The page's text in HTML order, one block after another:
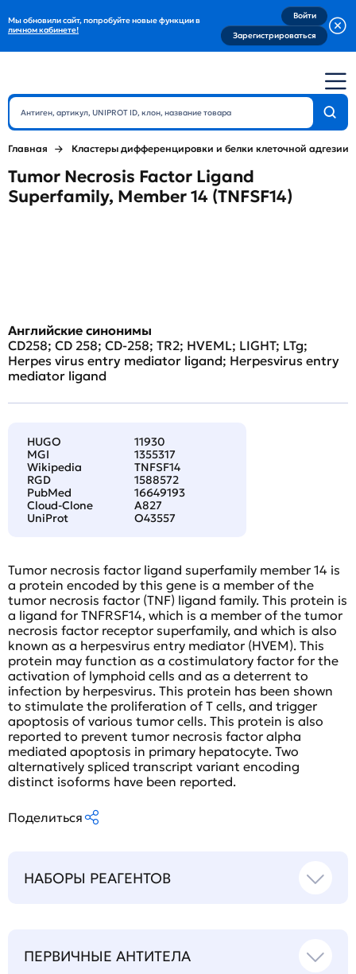
Мы обновили сайт, попробуйте новые функции в
личном кабинете!
Войти
Зарегистрироваться
Главная Кластеры дифференцировки и белки клеточной адгезии
Tumor Necrosis Factor Ligand
Superfamily, Member 14 (TNFSF14)
Английские синонимы
CD258; CD 258; CD-258; TR2; HVEML; LIGHT; LTg;
Herpes virus entry mediator ligand; Herpesvirus entry
mediator ligand
HUGO
11930
MGI
1355317
Wikipedia
TNFSF14
RGD
1588572
PubMed
16649193
Cloud-Clone
A827
UniProt
O43557
Tumor necrosis factor ligand superfamily member 14 is
a protein encoded by this gene is a member of the
tumor necrosis factor (TNF) ligand family. This protein is
a ligand for TNFRSF14, which is a member of the tumor
necrosis factor receptor superfamily, and which is also
known as a herpesvirus entry mediator (HVEM). This
protein may function as a costimulatory factor for the
activation of lymphoid cells and as a deterrent to
infection by herpesvirus. This protein has been shown
to stimulate the proliferation of T cells, and trigger
apoptosis of various tumor cells. This protein is also
reported to prevent tumor necrosis factor alpha
mediated apoptosis in primary hepatocyte. Two
alternatively spliced transcript variant encoding
distinct isoforms have been reported.
Поделиться
НАБОРЫ РЕАГЕНТОВ
ПЕРВИЧНЫЕ АНТИТЕЛА